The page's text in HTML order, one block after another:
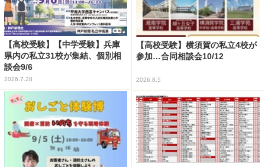
【高校受験】【中学受験】兵庫
県内の私立31校が集結、個別相
談会9/6
2026.7.28
【高校受験】横須賀の私立4校が
参加…合同相談会10/12
2026.8.5